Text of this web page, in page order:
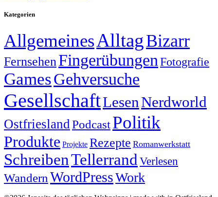
Kategorien
AllgemeinesAlltagBizarr
FernsehenFingerübungen Fotografie
GamesGehversuche
GesellschaftLesenNerdworld
OstfrieslandPodcastPolitik
Produkte Projekte Rezepte Romanwerkstatt
SchreibenTellerrand Verlesen
Wandern WordPressWork